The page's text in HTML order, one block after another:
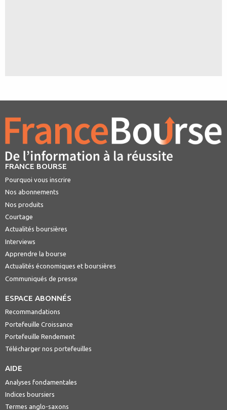
FRANCE BOURSE
Pourquoi vous inscrire
Nos abonnements
Nos produits
Courtage
Actualités boursières
Interviews
Apprendre la bourse
Actualités économiques et boursières
Communiqués de presse
ESPACE ABONNÉS
Recommandations
Portefeuille Croissance
Portefeuille Rendement
Télécharger nos portefeuilles
AIDE
Analyses fondamentales
Indices boursiers
Termes anglo-saxons